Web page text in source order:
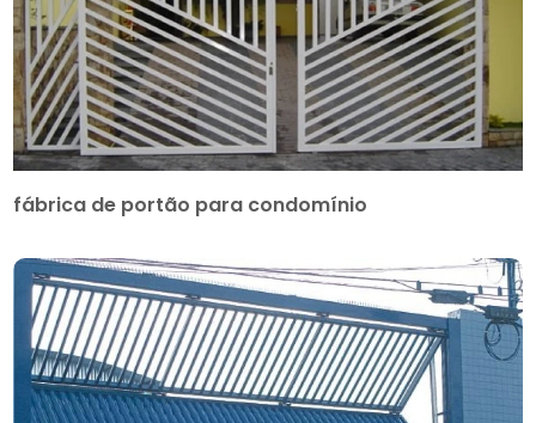
fábrica de portão para condomínio